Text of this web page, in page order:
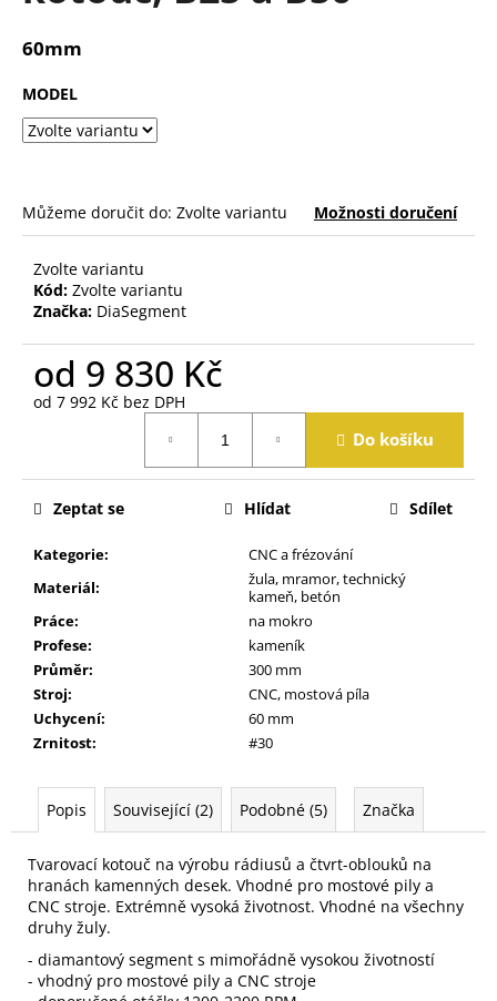
60mm
MODEL
Můžeme doručit do: Zvolte variantu Možnosti doručení
Zvolte variantu
Kód: Zvolte variantu
Značka: DiaSegment
od 9 830 Kč
od 7 992 Kč bez DPH
Do košíku
Kategorie:
CNC a frézování
Materiál:
žula, mramor, technický
kameň, betón
Práce:
na mokro
Profese:
kameník
Průměr:
300 mm
Stroj:
CNC, mostová píla
Uchycení:
60 mm
Zrnitost: #30
Zeptat se Hlídat Sdílet
Popis Související (2) Podobné (5) Značka
Tvarovací kotouč na výrobu rádiusů a čtvrt-oblouků na
hranách kamenných desek. Vhodné pro mostové pily a
CNC stroje. Extrémně vysoká životnost. Vhodné na všechny
druhy žuly.
- diamantový segment s mimořádně vysokou životností
- vhodný pro mostové pily a CNC stroje
o
o
r
u
j
e
m
e